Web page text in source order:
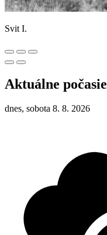
Svit I.
Aktuálne počasie
dnes, sobota 8. 8. 2026